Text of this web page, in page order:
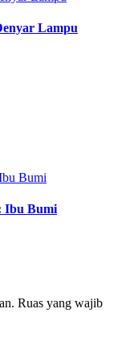
Lampu
Ibu Bumi
Ruas yang wajib